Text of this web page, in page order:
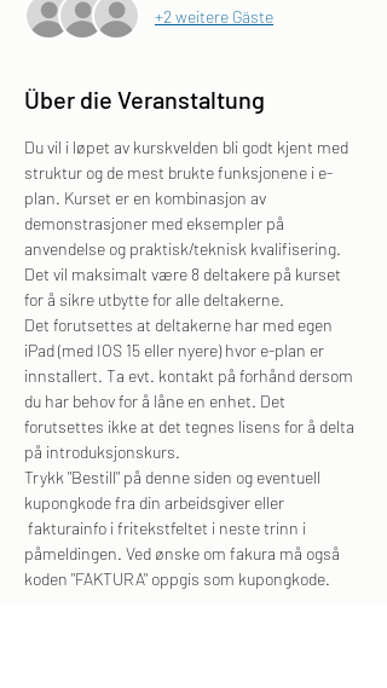
+2 weitere Gäste
Über die Veranstaltung
Du vil i løpet av kurskvelden bli godt kjent med
struktur og de mest brukte funksjonene i e-
plan. Kurset er en kombinasjon av
demonstrasjoner med eksempler på
anvendelse og praktisk/teknisk kvalifisering.
Det vil maksimalt være 8 deltakere på kurset
for å sikre utbytte for alle deltakerne.
Det forutsettes at deltakerne har med egen
iPad (med IOS 15 eller nyere) hvor e-plan er
innstallert. Ta evt. kontakt på forhånd dersom
du har behov for å låne en enhet. Det
forutsettes ikke at det tegnes lisens for å delta
på introduksjonskurs.
Trykk "Bestill" på denne siden og eventuell
kupongkode fra din arbeidsgiver eller
fakturainfo i fritekstfeltet i neste trinn i
påmeldingen. Ved ønske om fakura må også
koden "FAKTURA" oppgis som kupongkode.